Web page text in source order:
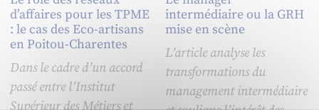
d’affaires pour les TPME
: le cas des Eco-artisans
en Poitou-Charentes
Dans le cadre d’un accord
passé entre l’Institut
Supérieur des Métiers et
intermédiaire ou la GRH
mise en scène
L’article analyse les
transformations du
management intermédiaire